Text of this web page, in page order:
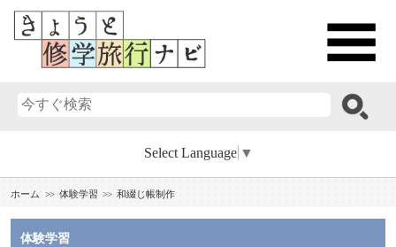
Select Language ▼
ホーム 体験学習 和綴じ帳制作
体験学習